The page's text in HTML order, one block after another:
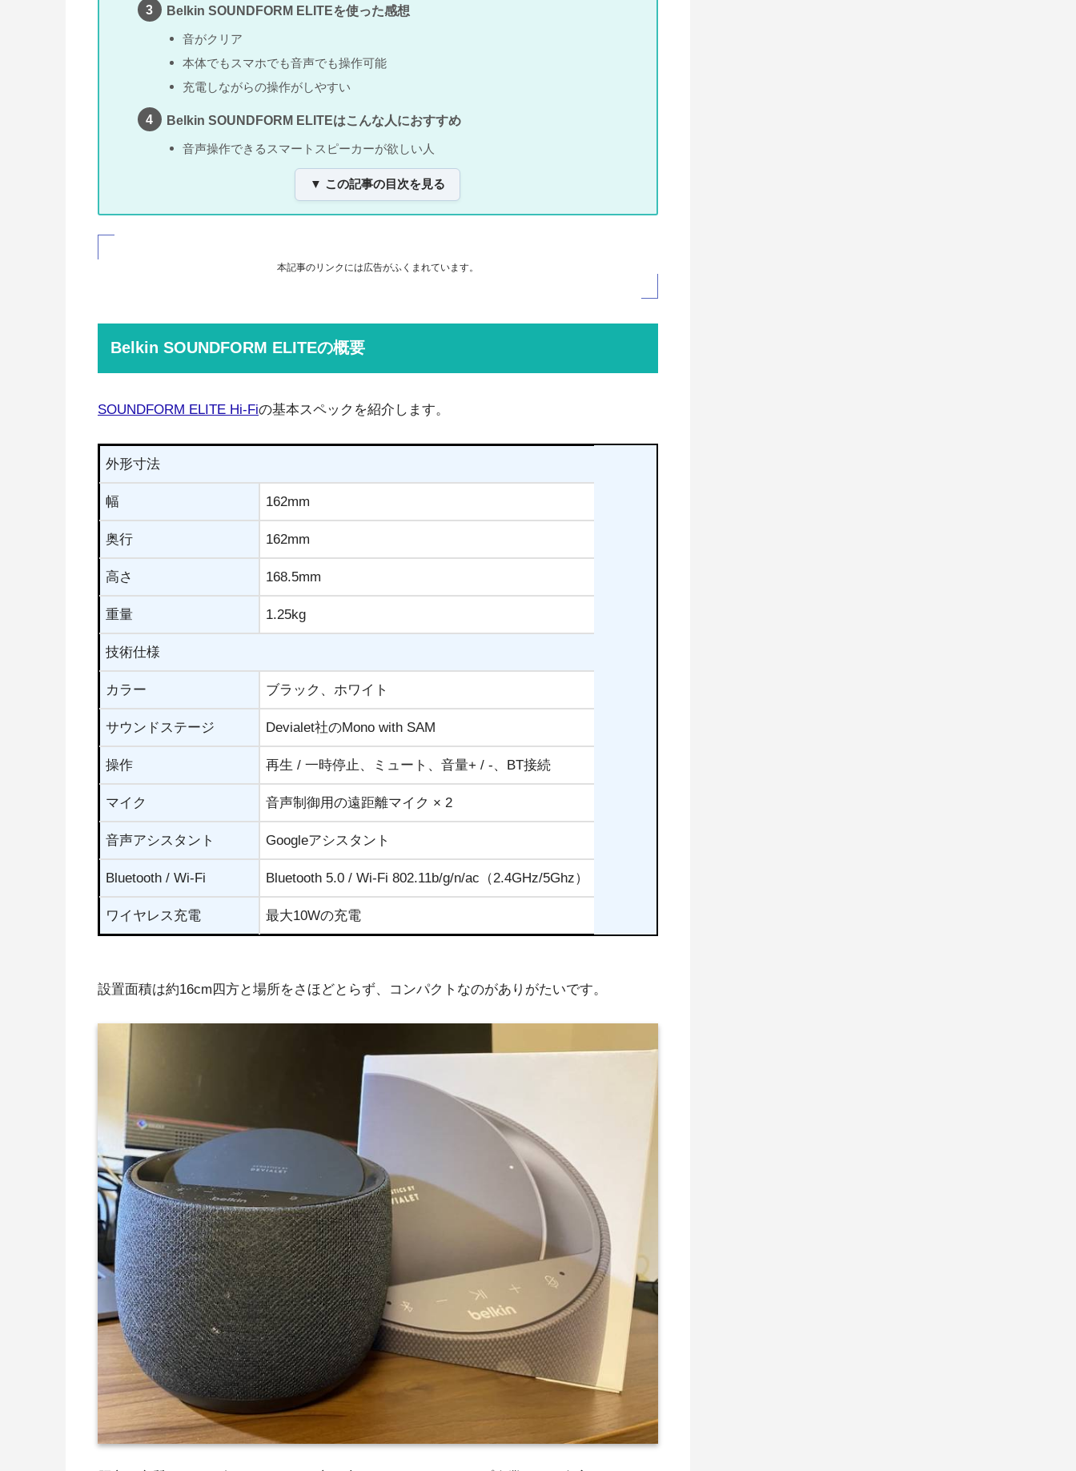
タップできるもくじ
Belkin SOUNDFORM ELITEができること
「OK Google」で音声操作できる
Belkin SOUNDFORM ELITEの概要
SOUNDFORM ELITE Hi-Fi
外形寸法
幅 162mm
奥行 162mm
高さ 168.5mm
重量 1.25kg
技術仕様
カラー ブラック、ホワイト
マイク
音声アシスタント Googleアシスタント
Bluetooth / Wi-Fi Bluetooth 5.0 / Wi-Fi 802.11b/g/n/ac（2.4GHz/5Ghz）
ワイヤレス充電 最大10Wの充電
設置面積は約16cm四方と場所をさほどとらず、コンパクトなのがありがたいです。